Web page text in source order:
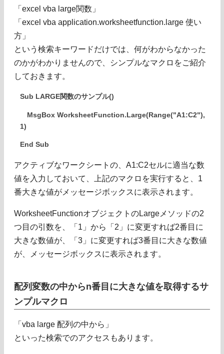
「excel vba large関数」
「excel vba application.worksheetfunction.large 使い
方」
という検索キーワードだけでは、何がわからなかった
のかがわかりませんので、シンプルなマクロをご紹介
しておきます。
Sub LARGE関数のサンプル()
MsgBox WorksheetFunction.Large(Range("A1:C2"),
1)
End Sub
アクティブなワークシートの、A1:C2セルに適当な数
値を入力しておいて、上記のマクロを実行すると、1
番大きな値がメッセージボックスに表示されます。
WorksheetFunctionオブジェクトのLargeメソッドの2
つ目の引数を、「1」から「2」に変更すれば2番目に
大きな数値が、「3」に変更すれば3番目に大きな数値
が、メッセージボックスに表示されます。
配列変数の中からn番目に大きな値を取得するサ
ンプルマクロ
「vba large 配列の中から」
といった検索でのアクセスもあります。